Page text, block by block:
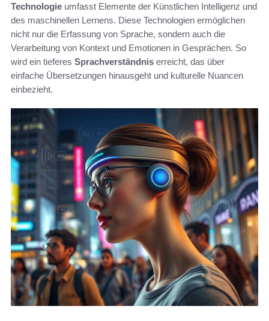
Technologie umfasst Elemente der Künstlichen Intelligenz und
des maschinellen Lernens. Diese Technologien ermöglichen
nicht nur die Erfassung von Sprache, sondern auch die
Verarbeitung von Kontext und Emotionen in Gesprächen. So
wird ein tieferes Sprachverständnis erreicht, das über
einfache Übersetzungen hinausgeht und kulturelle Nuancen
einbezieht.